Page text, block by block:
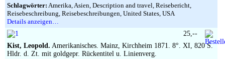
Schlagwörter: Amerika, Asien, Description and travel, Reisebericht,
Reisebeschreibung, Reisebeschreibungen, United States, USA
Details anzeigen…
Kist, Leopold. Amerikanisches. Mainz, Kirchheim 1871. 8°. XI, 820 S.
Hldr. d. Zt. mit goldgepr. Rückentitel u. Linienverg.
25,--